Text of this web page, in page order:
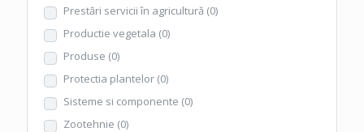
Prestări servicii în agricultură (0)
Productie vegetala (0)
Produse (0)
Protectia plantelor (0)
Sisteme si componente (0)
Zootehnie (0)